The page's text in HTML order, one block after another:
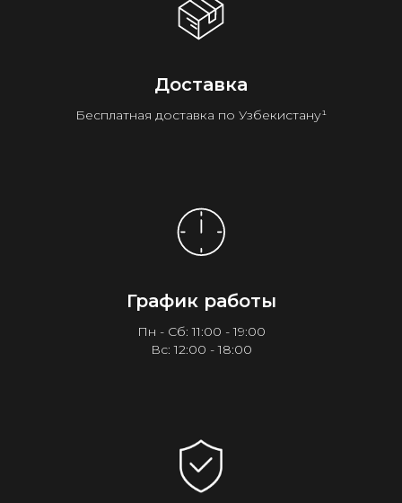
Доставка
Бесплатная доставка по Узбекистану¹
График работы
Пн - Сб: 11:00 - 19:00
Вс: 12:00 - 18:00